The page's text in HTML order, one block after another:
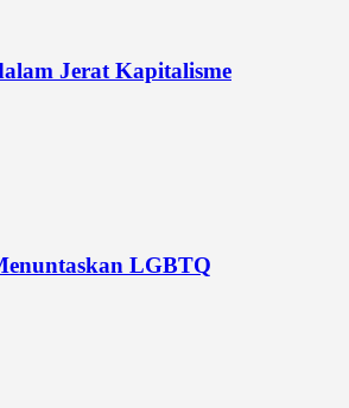
Jerat Kapitalisme
LGBTQ